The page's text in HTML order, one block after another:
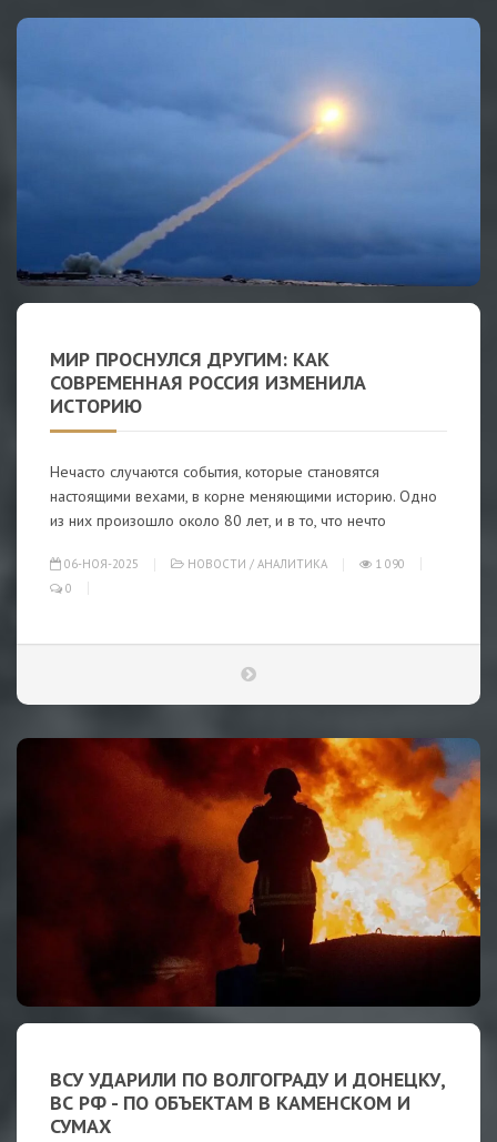
МИР ПРОСНУЛСЯ ДРУГИМ: КАК
СОВРЕМЕННАЯ РОССИЯ ИЗМЕНИЛА
ИСТОРИЮ
Нечасто случаются события, которые становятся
настоящими вехами, в корне меняющими историю. Одно
из них произошло около 80 лет, и в то, что нечто
06-НОЯ-2025 НОВОСТИ / АНАЛИТИКА
1 090
0
ВСУ УДАРИЛИ ПО ВОЛГОГРАДУ И ДОНЕЦКУ,
ВС РФ - ПО ОБЪЕКТАМ В КАМЕНСКОМ И
СУМАХ